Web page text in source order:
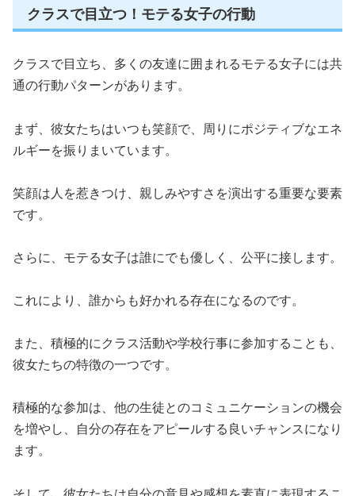
クラスで目立つ！モテる女子の行動
クラスで目立ち、多くの友達に囲まれるモテる女子には共
通の行動パターンがあります。
まず、彼女たちはいつも笑顔で、周りにポジティブなエネ
ルギーを振りまいています。
笑顔は人を惹きつけ、親しみやすさを演出する重要な要素
です。
さらに、モテる女子は誰にでも優しく、公平に接します。
これにより、誰からも好かれる存在になるのです。
また、積極的にクラス活動や学校行事に参加することも、
彼女たちの特徴の一つです。
積極的な参加は、他の生徒とのコミュニケーションの機会
を増やし、自分の存在をアピールする良いチャンスになり
ます。